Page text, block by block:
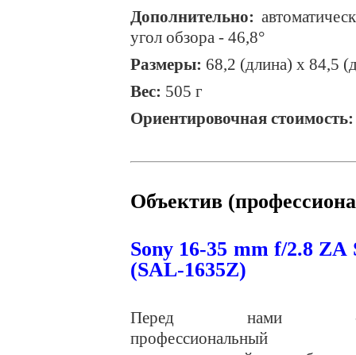
Дополнительно:
угол обзора - 46,8°
Размеры: 68,2 (длина) х 84,5
Вес: 505 г
Ориентировочная
Объектив
Sony 16-35 mm f/2.8 ZA
(SAL-1635Z)
Перед нами
профессиональный